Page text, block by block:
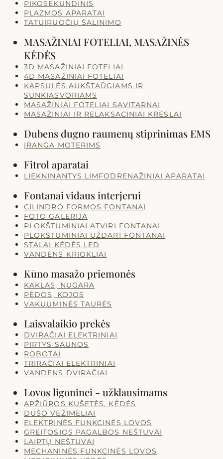
PIKOSEKUNDINIS
PLAZMOS APARATAI
TATUIRUOČIŲ ŠALINIMO
MASAŽINIAI FOTELIAI, MASAŽINĖS
KĖDĖS
3D MASAŽINIAI FOTELIAI
4D MASAŽINIAI FOTELIAI
KAPSULĖS AUKŠTAŪGIAMS IR
SUNKIASVORIAMS
MASAŽINIAI FOTELIAI SAVITARNAI
MASAŽINIAI IR RELAKSACINIAI KRĖSLAI
Dubens dugno raumenų stiprinimas EMS
ĮRANGA MOTERIMS
Fitrol aparatai
LIEKNINANTYS LIMFODRENAŽINIAI APARATAI
Fontanai vidaus interjerui
CILINDRO FORMOS FONTANAI
FOTO GALERIJA
PLOKŠTUMINIAI ATVIRI FONTANAI
PLOKŠTUMINIAI UŽDARI FONTANAI
STALAI KĖDĖS LED
VANDENS KRIOKLIAI
Kūno masažo priemonės
KAKLAS, NUGARA
PĖDOS, KOJOS
VAKUUMINĖS TAURĖS
Laisvalaikio prekės
DVIRAČIAI ELEKTRINIAI
PIRTYS SAUNOS
ROBOTAI
TRIRAČIAI ELEKTRINIAI
VANDENS DVIRAČIAI
Lovos ligoninei - užklausimams
APŽIŪROS KUŠETĖS, KĖDĖS
DUŠO VEŽIMĖLIAI
ELEKTRINĖS FUNKCINĖS LOVOS
GREITOSIOS PAGALBOS NEŠTUVAI
LAIPTŲ NEŠTUVAI
MECHANINĖS FUNKCINĖS LOVOS